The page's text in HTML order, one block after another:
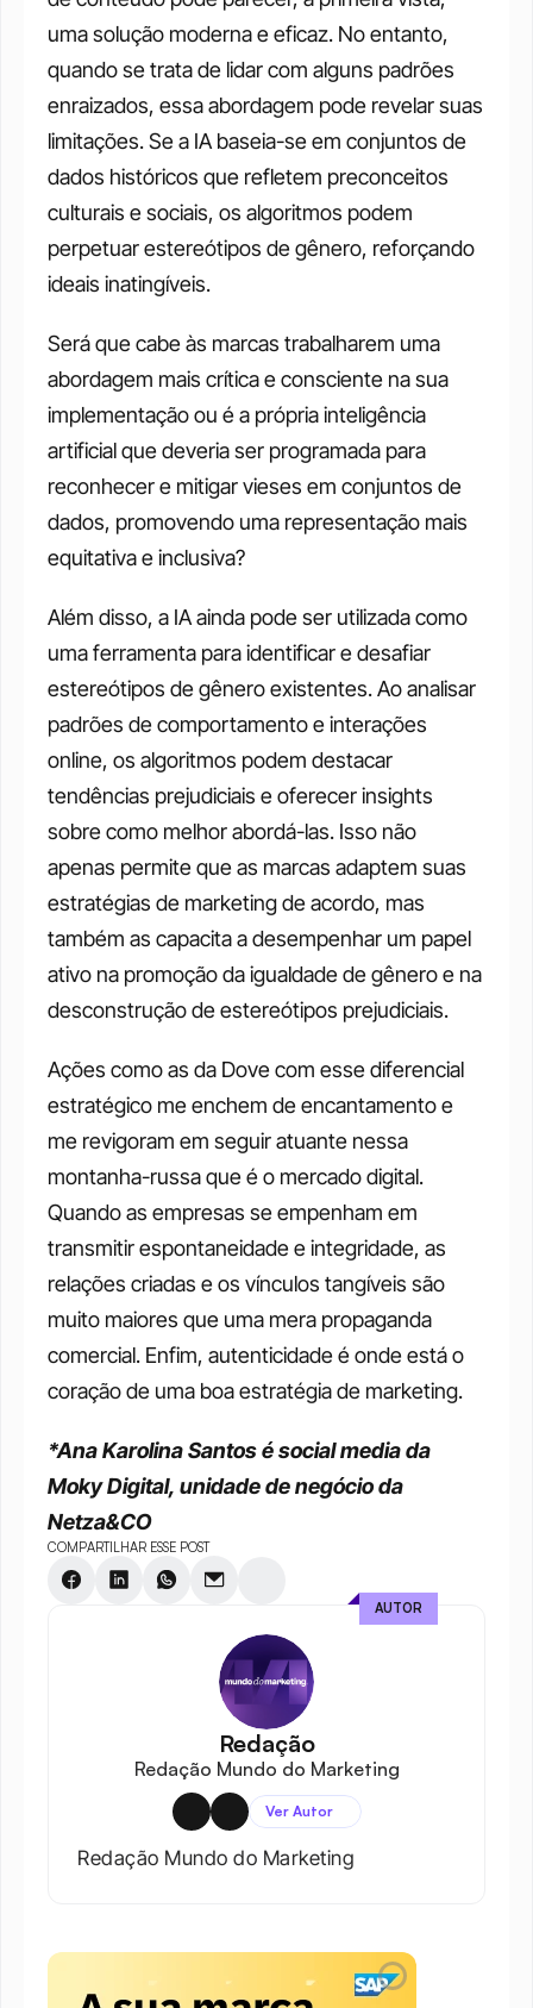
uma solução moderna e eficaz. No entanto,
quando se trata de lidar com alguns padrões
enraizados, essa abordagem pode revelar suas
limitações. Se a IA baseia-se em conjuntos de
dados históricos que refletem preconceitos
culturais e sociais, os algoritmos podem
perpetuar estereótipos de gênero, reforçando
ideais inatingíveis.
Será que cabe às marcas trabalharem uma
abordagem mais crítica e consciente na sua
implementação ou é a própria inteligência
artificial que deveria ser programada para
reconhecer e mitigar vieses em conjuntos de
dados, promovendo uma representação mais
equitativa e inclusiva?
Além disso, a IA ainda pode ser utilizada como
uma ferramenta para identificar e desafiar
estereótipos de gênero existentes. Ao analisar
padrões de comportamento e interações
online, os algoritmos podem destacar
tendências prejudiciais e oferecer insights
sobre como melhor abordá-las. Isso não
apenas permite que as marcas adaptem suas
estratégias de marketing de acordo, mas
também as capacita a desempenhar um papel
ativo na promoção da igualdade de gênero e na
desconstrução de estereótipos prejudiciais.
Ações como as da Dove com esse diferencial
estratégico me enchem de encantamento e
me revigoram em seguir atuante nessa
montanha-russa que é o mercado digital.
Quando as empresas se empenham em
transmitir espontaneidade e integridade, as
relações criadas e os vínculos tangíveis são
muito maiores que uma mera propaganda
comercial. Enfim, autenticidade é onde está o
coração de uma boa estratégia de marketing.
*Ana Karolina Santos é social media da
Moky Digital, unidade de negócio da
Netza&CO
COMPARTILHAR ESSE POST
Redação
Redação Mundo do Marketing
Ver Autor
Redação Mundo do Marketing
AUTOR